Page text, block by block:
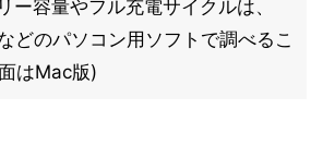
ー容量やフル充電サイクルは、
どのパソコン用ソフトで調べるこ
はMac版)